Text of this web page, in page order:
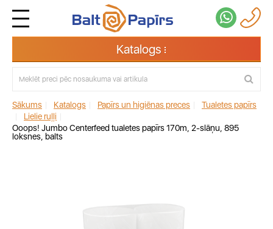
Katalogs
Sākums Katalogs Papīrs un higiēnas preces
Tualetes papīrs
Lielie ruļļi
Ooops! Jumbo Centerfeed tualetes papīrs 170m, 2-slāņu, 895
loksnes, balts